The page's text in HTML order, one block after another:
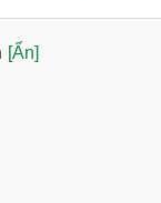
[Ẩn]